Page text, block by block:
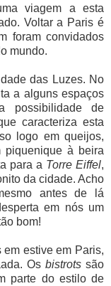
viagem a esta
Voltar a Paris é
foram convidados
mundo.
das Luzes. No
a alguns espaços
possibilidade de
caracteriza esta
logo em queijos,
piquenique à beira
para a Torre Eiffel,
da cidade. Acho
antes de lá
em nós um
bom!
estive em Paris,
Os bistrotssão
parte do estilo de